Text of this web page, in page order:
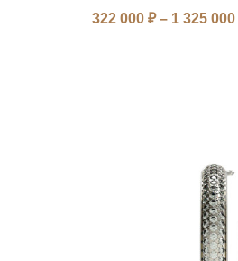
322 000 ₽ – 1 325 000